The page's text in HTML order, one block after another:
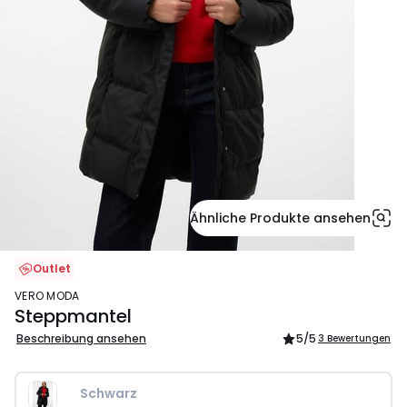
Ähnliche Produkte ansehen
Outlet
VERO MODA
Steppmantel
Beschreibung ansehen 5/5 3 Bewertungen
Schwarz